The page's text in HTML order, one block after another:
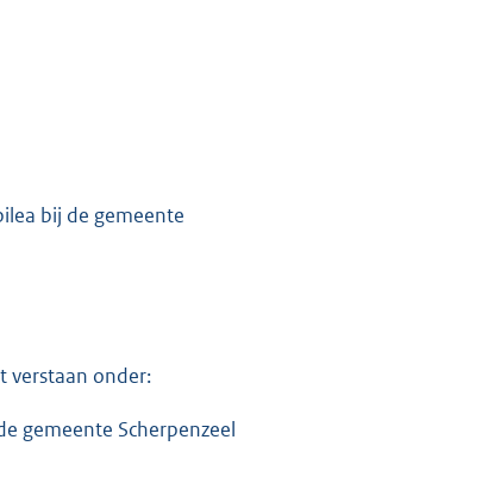
bij de gemeente
verstaan onder:
gemeente Scherpenzeel